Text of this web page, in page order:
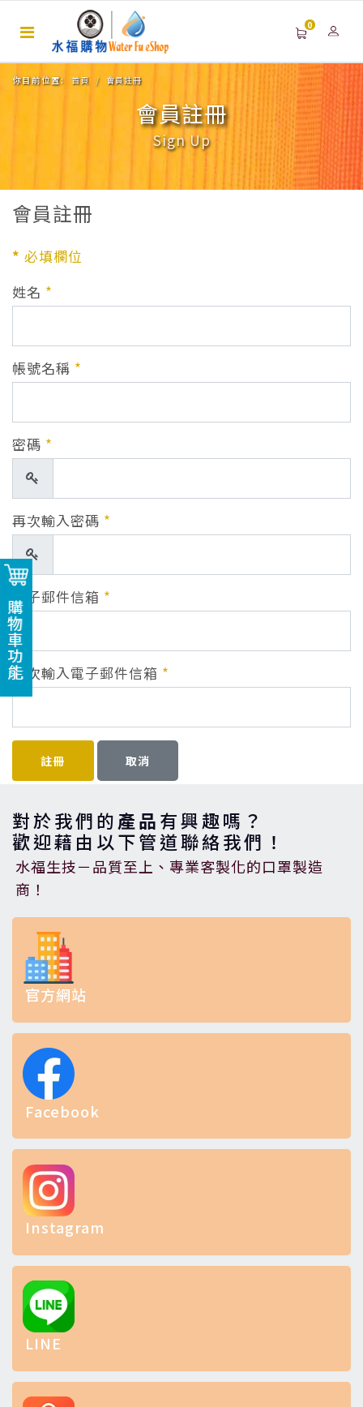
0
你目前位置: 首頁 會員註冊
會員註冊
Sign Up
會員註冊
* 必填欄位
姓名 *
帳號名稱 *
密碼 *
顯示
再次輸入密碼 *
顯示
電子郵件信箱 *
再次輸入電子郵件信箱 *
註冊 取消
對於我們的產品有興趣嗎？
歡迎藉由以下管道聯絡我們！
水福生技－品質至上、專業客製化的口罩製造
商！
官方網站
Facebook
Instagram
LINE
購物車功能